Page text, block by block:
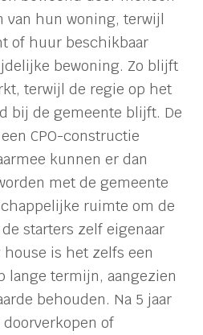
van hun woning, terwijl
of huur beschikbaar
bewoning. Zo blijft
terwijl de regie op het
bij de gemeente blijft. De
CPO-constructie
kunnen er dan
met de gemeente
ruimte om de
starters zelf eigenaar
is het zelfs een
lange termijn, aangezien
behouden. Na 5 jaar
of